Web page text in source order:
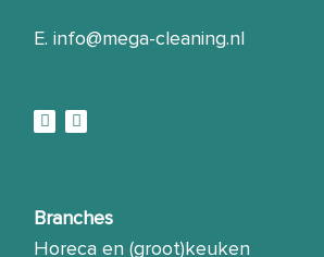
E.info@mega-cleaning.nl
Branches
Horeca en (groot)keuken